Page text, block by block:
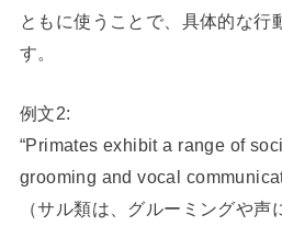
ともに使うことで、具体的な行
す。
例文2:
“Primates exhibit a range of
grooming and vocal
（サル類は、グルーミングや声